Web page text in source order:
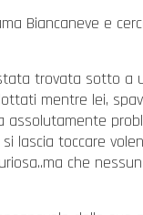
Biancaneve e
trovata sotto a
mentre lei,
lascia toccare
che